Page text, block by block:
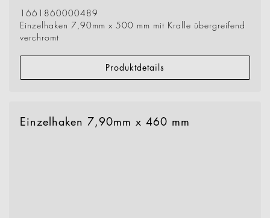
1661860000489
Einzelhaken 7,90mm x 500 mm mit Kralle übergreifend
verchromt
Produktdetails
Einzelhaken 7,90mm x 460 mm